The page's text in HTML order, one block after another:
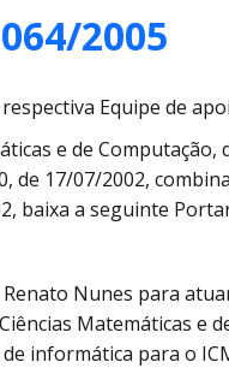
2005
Equipe de
e de Computação,
de 17/07/2002,
baixa a seguinte
Nunes para
Matemáticas e
informática para o